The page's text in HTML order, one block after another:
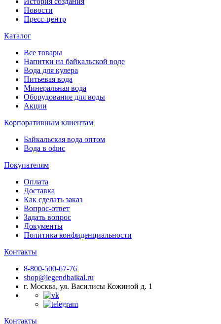
Новости
Пресс-центр
Каталог
Все товары
Напитки на байкальской воде
Вода для кулера
Питьевая вода
Минеральная вода
Оборудование для воды
Акции
Корпоративным клиентам
Байкальская вода оптом
Вода в офис
Покупателям
Оплата
Доставка
Как сделать заказ
Вопрос-ответ
Задать вопрос
Документы
Политика конфиденциальности
Контакты
8-800-500-67-76
shop@legendbaikal.ru
г. Москва, ул. Василисы Кожиной д. 1
Контакты